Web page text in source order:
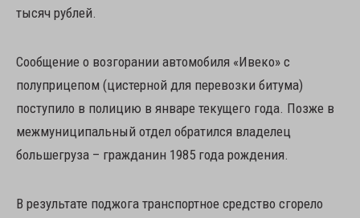
тысяч рублей.
Сообщение о возгорании автомобиля «Ивеко» с
полуприцепом (цистерной для перевозки битума)
поступило в полицию в январе текущего года. Позже в
межмуниципальный отдел обратился владелец
большегруза – гражданин 1985 года рождения.
В результате поджога транспортное средство сгорело